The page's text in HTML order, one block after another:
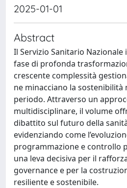
2025-01-01
Abstract
Il Servizio Sanitario
fase di profonda
crescente complessità
ne minacciano la sostenibilità
periodo. Attraverso un
multidisciplinare, il volume
dibattito sul futuro della
evidenziando come
programmazione e controllo
una leva decisiva per il
governance e per la
resiliente e sostenibile.